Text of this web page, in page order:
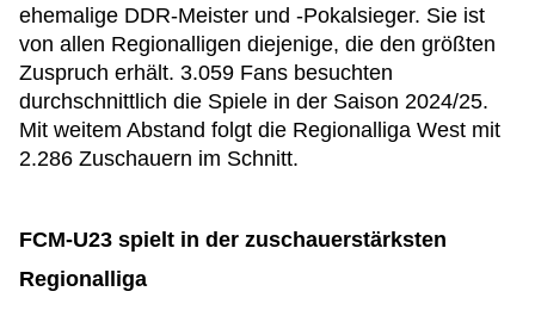
ehemalige DDR-Meister und -Pokalsieger. Sie ist
von allen Regionalligen diejenige, die den größten
Zuspruch erhält. 3.059 Fans besuchten
durchschnittlich die Spiele in der Saison 2024/25.
Mit weitem Abstand folgt die Regionalliga West mit
2.286 Zuschauern im Schnitt.
FCM-U23 spielt in der zuschauerstärksten
Regionalliga